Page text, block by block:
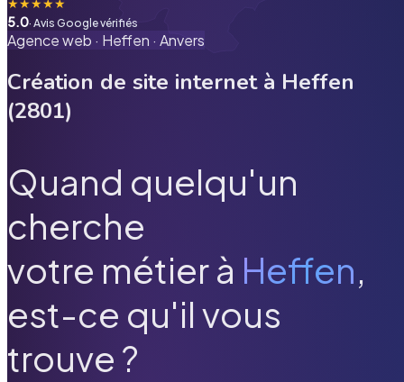
5.0· Avis Google vérifiés
Agence web · Heffen · Anvers
Création de site internet à Heffen
(2801)
Quand quelqu'un
cherche
votre métier à Heffen,
est-ce qu'il vous
trouve ?